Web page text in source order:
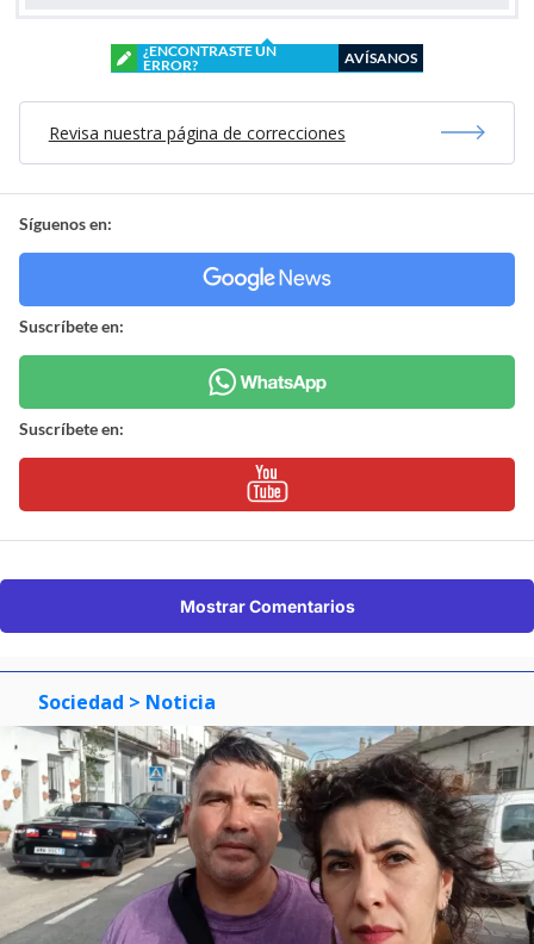
¿ENCONTRASTE UN
ERROR?
AVÍSANOS
Revisa nuestra página de correcciones
Síguenos en:
Suscríbete en:
Suscríbete en:
Mostrar Comentarios
Sociedad > Noticia